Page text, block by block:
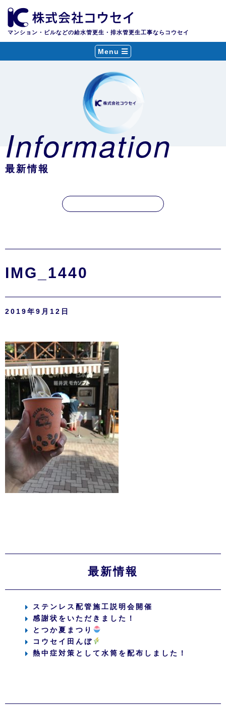
マンション・ビルなどの給水管更生・排水管更生工事ならコウセイ
Menu
Information
最新情報
IMG_1440
2019年9月12日
最新情報
ステンレス配管施工説明会開催
感謝状をいただきました！
とつか夏まつり
コウセイ田んぼ
熱中症対策として水筒を配布しました！